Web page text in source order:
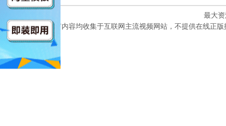
最大
本网站所有内容均收集于互联网主流视频网站，不提供在线正